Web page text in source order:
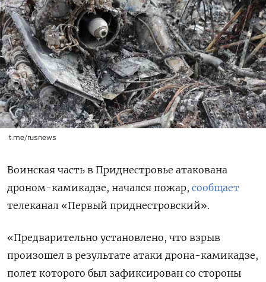
t.me/rusnews
Воинская часть в Приднестровье атакована
дроном-камикадзе, начался пожар, сообщает
телеканал «Первый приднестровский».
«Предварительно установлено, что взрыв
произошел в результате атаки дрона-камикадзе,
полет которого был зафиксирован со стороны